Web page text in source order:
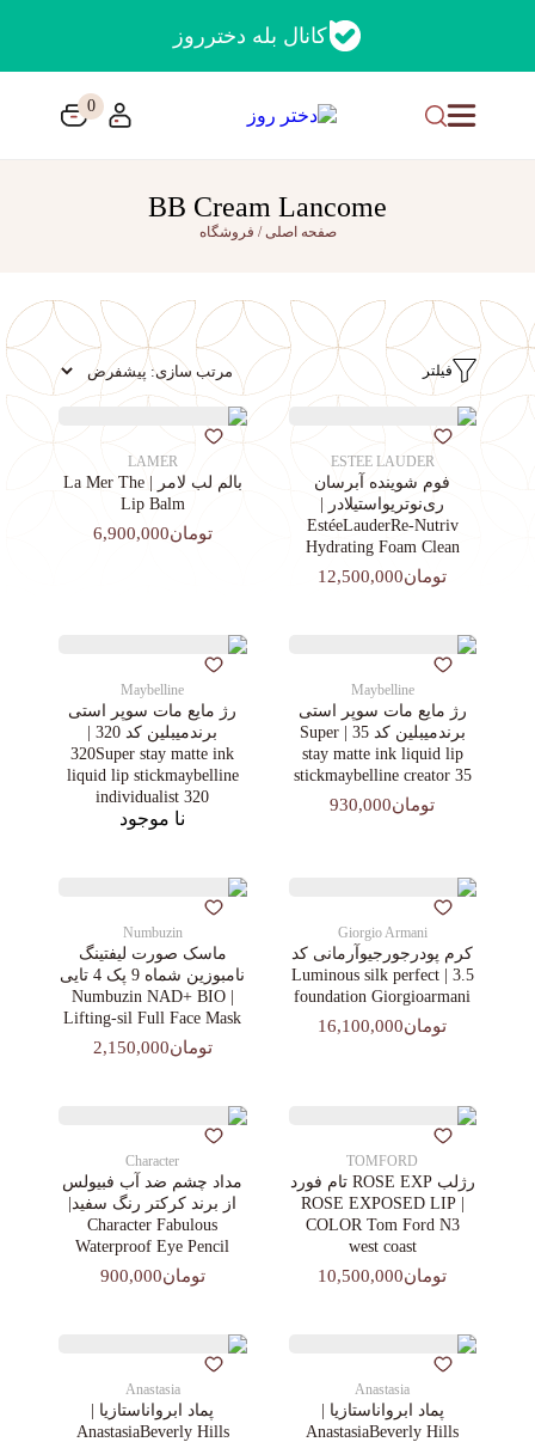
کانال بله دخترروز
0
BB Cream Lancome
صفحه اصلی/ فروشگاه
فیلتر
ESTEE LAUDER
فوم شوینده آبرسان
ری‌نوتریواستیلادر |
EstéeLauderRe-Nutriv
Hydrating Foam Clean
تومان12,500,000
LAMER
بالم لب لامر | La Mer The
Lip Balm
تومان6,900,000
Maybelline
رژ مایع مات سوپر استی‌
برندمیبلین کد 35 | Super
stay matte ink liquid lip
stickmaybelline creator 35
تومان930,000
Maybelline
رژ مایع مات سوپر استی‌
برندمیبلین کد 320 |
320Super stay matte ink
liquid lip stickmaybelline
individualist 320
نا موجود
Giorgio Armani
کرم پودرجورجیوآرمانی کد
3.5 | Luminous silk perfect
foundation Giorgioarmani
تومان16,100,000
Numbuzin
ماسک صورت لیفتینگ
نامبوزین شماه 9 پک 4 تایی
| Numbuzin NAD+ BIO
Lifting-sil Full Face Mask
تومان2,150,000
TOMFORD
رژلب ROSE EXP تام فورد
| ROSE EXPOSED LIP
COLOR Tom Ford N3
west coast
تومان10,500,000
Character
مداد چشم ضد آب فبیولس
از برند کرکتر رنگ سفید|
Character Fabulous
Waterproof Eye Pencil
تومان900,000
Anastasia
پماد ابرواناستازیا |
AnastasiaBeverly Hills
Anastasia
پماد ابرواناستازیا |
AnastasiaBeverly Hills